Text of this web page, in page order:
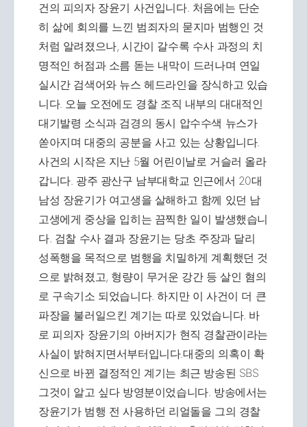
건의 피의자 장윤기 사건입니다. 처음에는 단순
히 삶에 회의를 느낀 범죄자의 묻지마 범행인 것
처럼 알려졌으나, 시간이 갈수록 수사 과정의 치
명적인 허점과 소름 돋는 내막이 드러나며 연일
실시간 검색어와 뉴스 헤드라인을 장식하고 있습
니다. 오늘 오전에도 경찰 조직 내부의 대대적인
대기발령 소식과 검경의 동시 압수수색 뉴스가
쏟아지며 대중의 공분을 사고 있는 상황입니다.
사건의 시작은 지난 5월 어린이날로 거슬러 올라
갑니다. 광주 광산구 남부대학교 인근에서 20대
남성 장윤기가 여고생을 살해하고 함께 있던 남
고생에게 중상을 입히는 끔찍한 일이 발생했습니
다. 검찰 수사 결과 장윤기는 당초 주장과 달리
성폭행을 목적으로 범행을 치밀하게 계획했던 것
으로 밝혀졌고, 형량이 무거운 강간 등 살인 혐의
로 구속기소 되었습니다. 하지만 이 사건이 더 큰
파장을 불러일으킨 계기는 따로 있었습니다. 바
로 피의자 장윤기의 아버지가 현직 경찰관이라는
사실이 밝혀지면서부터입니다.대중의 의혹이 확
신으로 바뀐 결정적인 계기는 최근 방송된 SBS
그것이 알고 싶다 방영분이었습니다. 방송에서는
장윤기가 범행 전 사용하던 리얼돌을 그의 경찰